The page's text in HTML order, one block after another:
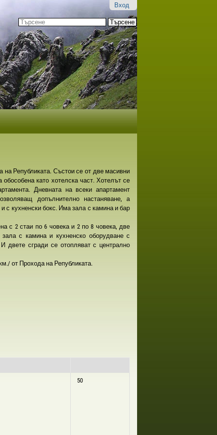
Вход
Търсене
Разширено
търсене...
Републиката. Състои се от две масивни
като хотелска част. Хотелът се
Дневната на всеки апартамент
допълнително настаняване, а
с кухненски бокс. Има зала с камина и бар
с 2 стаи по 6 човека и 2 по 8 човека, две
с камина и кухненско оборудване с
двете сгради се отопляват с централно
от Прохода на Републиката.
50